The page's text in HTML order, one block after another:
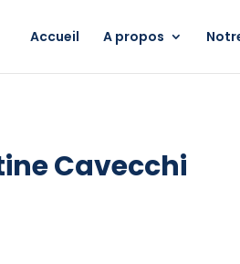
Accueil A propos
Cavecchi